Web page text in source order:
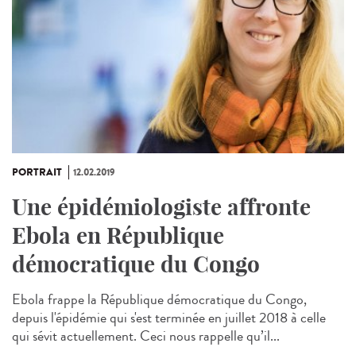
PORTRAIT 12.02.2019
Une épidémiologiste affronte
Ebola en République
démocratique du Congo
Ebola frappe la République démocratique du Congo,
depuis l'épidémie qui s'est terminée en juillet 2018 à celle
qui sévit actuellement. Ceci nous rappelle qu’il...